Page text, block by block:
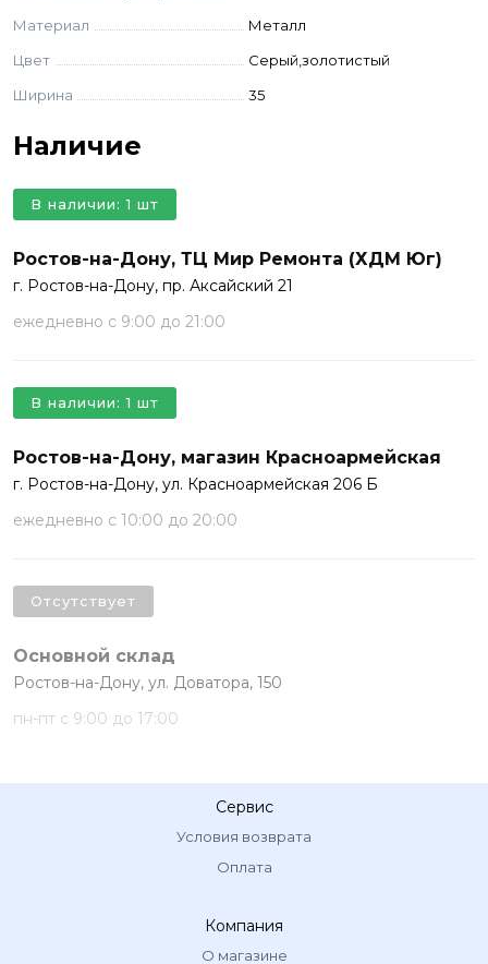
Материал
Металл
Цвет
Серый,золотистый
Ширина
35
Наличие
Ростов-на-Дону, ТЦ Мир Ремонта (ХДМ Юг)
г. Ростов-на-Дону, пр. Аксайский 21
ежедневно с 9:00 до 21:00
В наличии: 1 шт
Ростов-на-Дону, магазин Красноармейская
г. Ростов-на-Дону, ул. Красноармейская 206 Б
ежедневно с 10:00 до 20:00
В наличии: 1 шт
Основной склад
Ростов-на-Дону, ул. Доватора, 150
пн-пт с 9:00 до 17:00
Отсутствует
Сервис
Условия возврата
Оплата
Компания
О магазине